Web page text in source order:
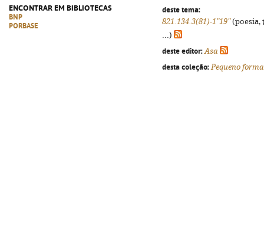
ENCONTRAR EM BIBLIOTECAS
BNP
PORBASE
deste tema:
821.134.3(81)-1"19"(poesia,
...)
deste editor: Asa
desta coleção: Pequeno